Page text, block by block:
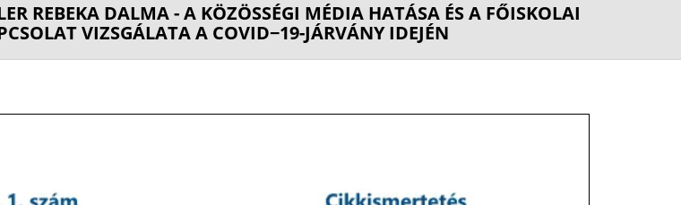
REBEKA DALMA - A KÖZÖSSÉGI MÉDIA HATÁSA ÉS A FŐISKOLAI
VIZSGÁLATA A COVID−19-JÁRVÁNY IDEJÉN